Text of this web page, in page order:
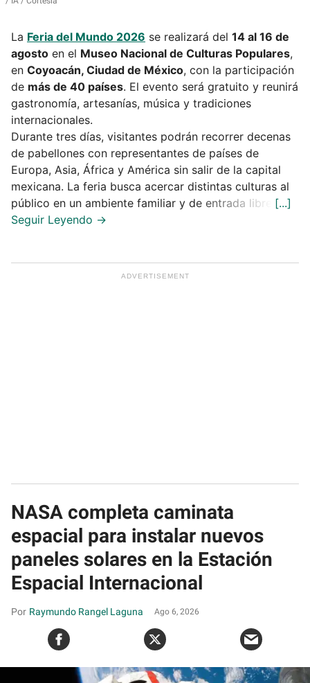
La Feria del Mundo 2026 se realizará del 14 al 16 de
agosto en el Museo Nacional de Culturas Populares,
en Coyoacán, Ciudad de México, con la participación
de más de 40 países. El evento será gratuito y reunirá
gastronomía, artesanías, música y tradiciones
internacionales.
Durante tres días, visitantes podrán recorrer decenas
de pabellones con representantes de países de
Europa, Asia, África y América sin salir de la capital
mexicana. La feria busca acercar distintas culturas al
público en un ambiente familiar y de entrada libre.
NASA completa caminata
espacial para instalar nuevos
paneles solares en la Estación
Espacial Internacional
Raymundo Rangel Laguna Ago 6, 2026